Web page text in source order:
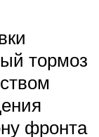
тормоз
фронта